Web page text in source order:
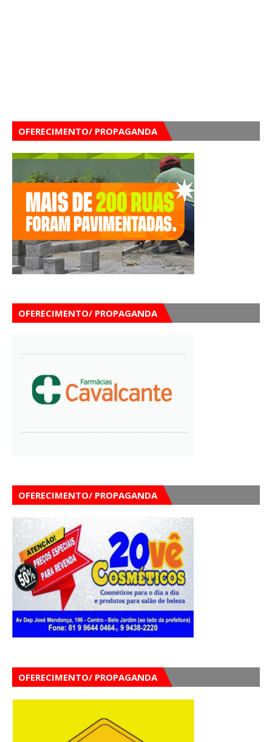
OFERECIMENTO/ PROPAGANDA
OFERECIMENTO/ PROPAGANDA
OFERECIMENTO/ PROPAGANDA
OFERECIMENTO/ PROPAGANDA